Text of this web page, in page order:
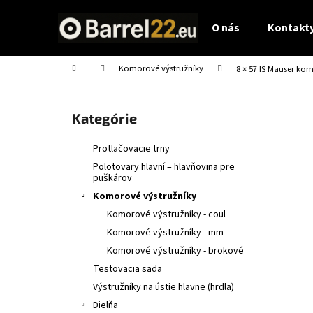
O nás
Domov Komorové výstružníky 8 × 57 IS Mauser
Preskočiť
kategórie
Kategórie
Protlačovacie trny
Polotovary hlavní – hlavňovina pre
puškárov
Komorové výstružníky
Komorové výstružníky - coul
Komorové výstružníky - mm
Komorové výstružníky - brokové
Testovacia sada
Výstružníky na ústie hlavne (hrdla)
Dielňa
í
Späť
do
Späť
do